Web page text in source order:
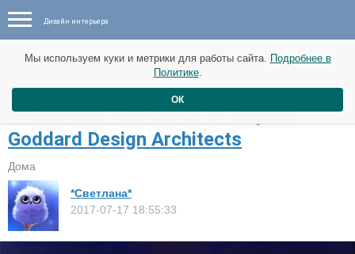
Дизайн интерьера
Promenade Residence от Bayden
Goddard Design Architects
Дома
*Светлана*
2017-07-17 18:55:33
Мы используем куки и метрики для работы сайта. Подробнее в
Политике.
ОК